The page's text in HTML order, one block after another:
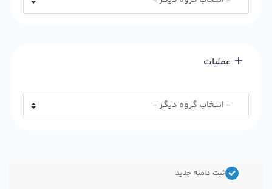
عملیات
ثبت دامنه جدید